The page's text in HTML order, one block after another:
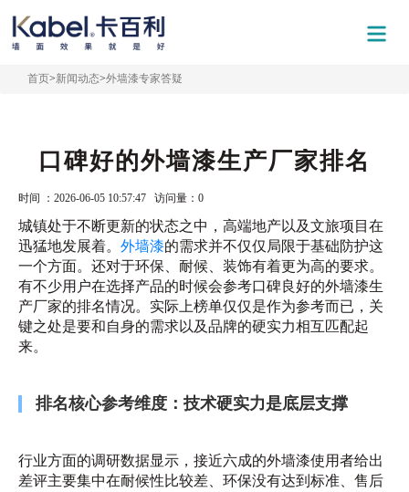
首页>新闻动态>外墙漆专家答疑
口碑好的外墙漆生产厂家排名
时间 ：2026-06-05 10:57:47 访问量： 0
城镇处于不断更新的状态之中，高端地产以及文旅项目在
迅猛地发展着。 外墙漆的需求并不仅仅局限于基础防护这
一个方面。还对于环保、耐候、装饰有着更为高的要求。
有不少用户在选择产品的时候会参考口碑良好的外墙漆生
产厂家的排名情况。实际上榜单仅仅是作为参考而已，关
键之处是要和自身的需求以及品牌的硬实力相互匹配起
来。
排名核心参考维度：技术硬实力是底层支撑
行业方面的调研数据显示，接近六成的外墙漆使用者给出
差评主要集中在耐候性比较差、环保没有达到标准、售后